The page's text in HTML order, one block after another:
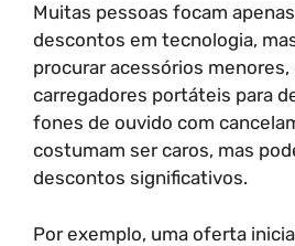
Muitas pessoas focam
descontos em tecnologia,
procurar acessórios menores,
carregadores portáteis para
fones de ouvido com
costumam ser caros, mas
descontos significativos.
Por exemplo, uma oferta